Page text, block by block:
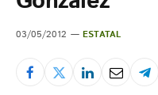
03/05/2012 ESTATAL